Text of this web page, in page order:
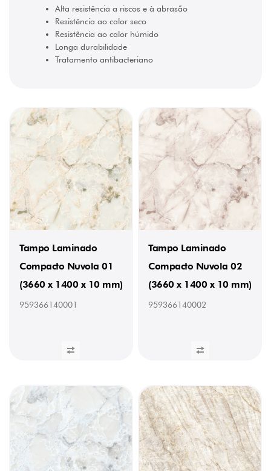
Alta resistência a riscos e à abrasão
Resistência ao calor seco
Resistência ao calor húmido
Longa durabilidade
Tratamento antibacteriano
Tampo Laminado
Compacto Nuvola 01
(3660 x 1400 x 10 mm)
959366140001
Tampo Laminado
Compacto Nuvola 02
(3660 x 1400 x 10 mm)
959366140002